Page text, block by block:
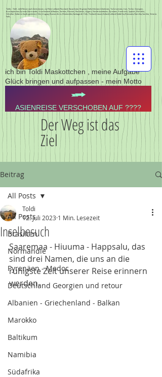
ich bin Toldi Maskottchen , meine Aufgabe
Glück bringen und aufpassen - mein Motto
Toldis - Toldi - toldi Reisen nach Zentralasien, via Polen Lettland, Russland, Kasachstan, Kirgistan,Tadschikistan,Usbekistan, Turkmenistan, Iran, Türkei, Georgien,
Aserbajdschan,Pyrenän,Normandie, Griechenland, Albanien, Serbien, Bosnien, Rumänien, Ungarn, Nordmazedonien, Pyrenäen, Frankreich, Spanien, Marokko,
Gibraltar,Südamerika,Argentinien,Chile,Uruguay,Buenos Aires,Montevideo,Santiago de Chile, Finnland,Litauen,Estland,Lettland,Südafrika,Botswana,Namibia,Sambia, Victoria
Falls,
ASIENREISE VERSCHOBEN AUF ????
Der Weg ist das
Ziel
Beitrag
All Posts
Brasilien
Normandie
Pyrenäen - Medoc
Deutschland Georgien und retour
Albanien - Griechenland - Balkan
Marokko
Baltikum
Namibia
Südafrika
All Posts
Inselbesuch
Toldi
12. Juli 2023 1 Min. Lesezeit
Saaremaa - Hiuuma - Happsalu, das
sind drei Namen, die uns an die
ruhigste Zeit unserer Reise erinnern
werden.